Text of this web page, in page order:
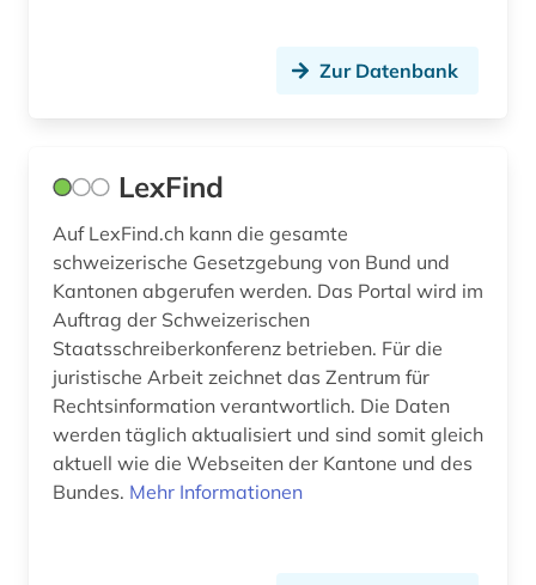
urkunde (1)
verbundkatalog (1)
verkehr (1)
verwaltungsrat (aktienrecht) (1)
verwaltungsrecht (1)
verwaltungsräte (1)
Zur Datenbank
LexFind
Auf LexFind.ch kann die gesamte
schweizerische Gesetzgebung von Bund und
Kantonen abgerufen werden. Das Portal wird im
Auftrag der Schweizerischen
Staatsschreiberkonferenz betrieben. Für die
juristische Arbeit zeichnet das Zentrum für
Rechtsinformation verantwortlich. Die Daten
werden täglich aktualisiert und sind somit gleich
aktuell wie die Webseiten der Kantone und des
Bundes. Mehr Informationen